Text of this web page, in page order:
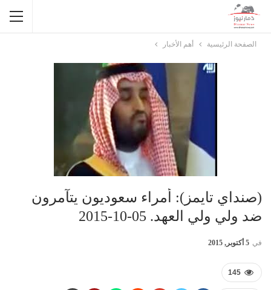
الصفحة الرئيسية أهم الأخبار
(صنداي تايمز): أمراء سعوديون يتآمرون
ضد ولي ولي العهد. 05-10-2015
في 5 أكتوبر, 2015
145